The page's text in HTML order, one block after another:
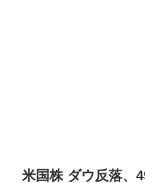
米国株 ダウ反落、